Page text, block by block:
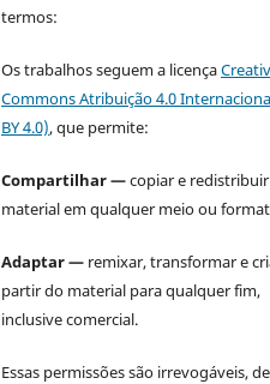
termos:
Os trabalhos seguem a licença
Commons Atribuição 4.0
BY 4.0), que permite:
Compartilhar —copiar e
material em qualquer meio ou
Adaptar — remixar, transformar e
partir do material para qualquer fim,
inclusive comercial.
Essas permissões são irrevogáveis,